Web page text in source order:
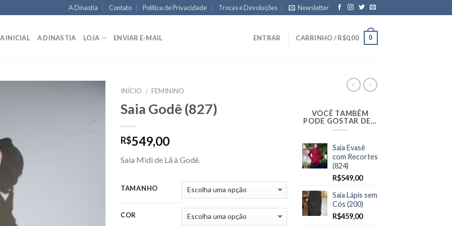
A Dinastia Contato Política de Privacidade Trocas e Devoluções Newsletter
INICIAL A DINASTIA LOJA ENVIAR E-MAIL ENTRAR CARRINHO /R$0,00 0
INÍCIO / FEMININO
Saia Godê (827)
R$549,00
Saia Midi de Lã à Godê.
TAMANHO
COR
VOCÊ TAMBÉM
PODE GOSTAR DE…
Saia Evasê
com Recortes
(824)
R$549,00
Saia Lápis sem
Cós (200)
R$459,00